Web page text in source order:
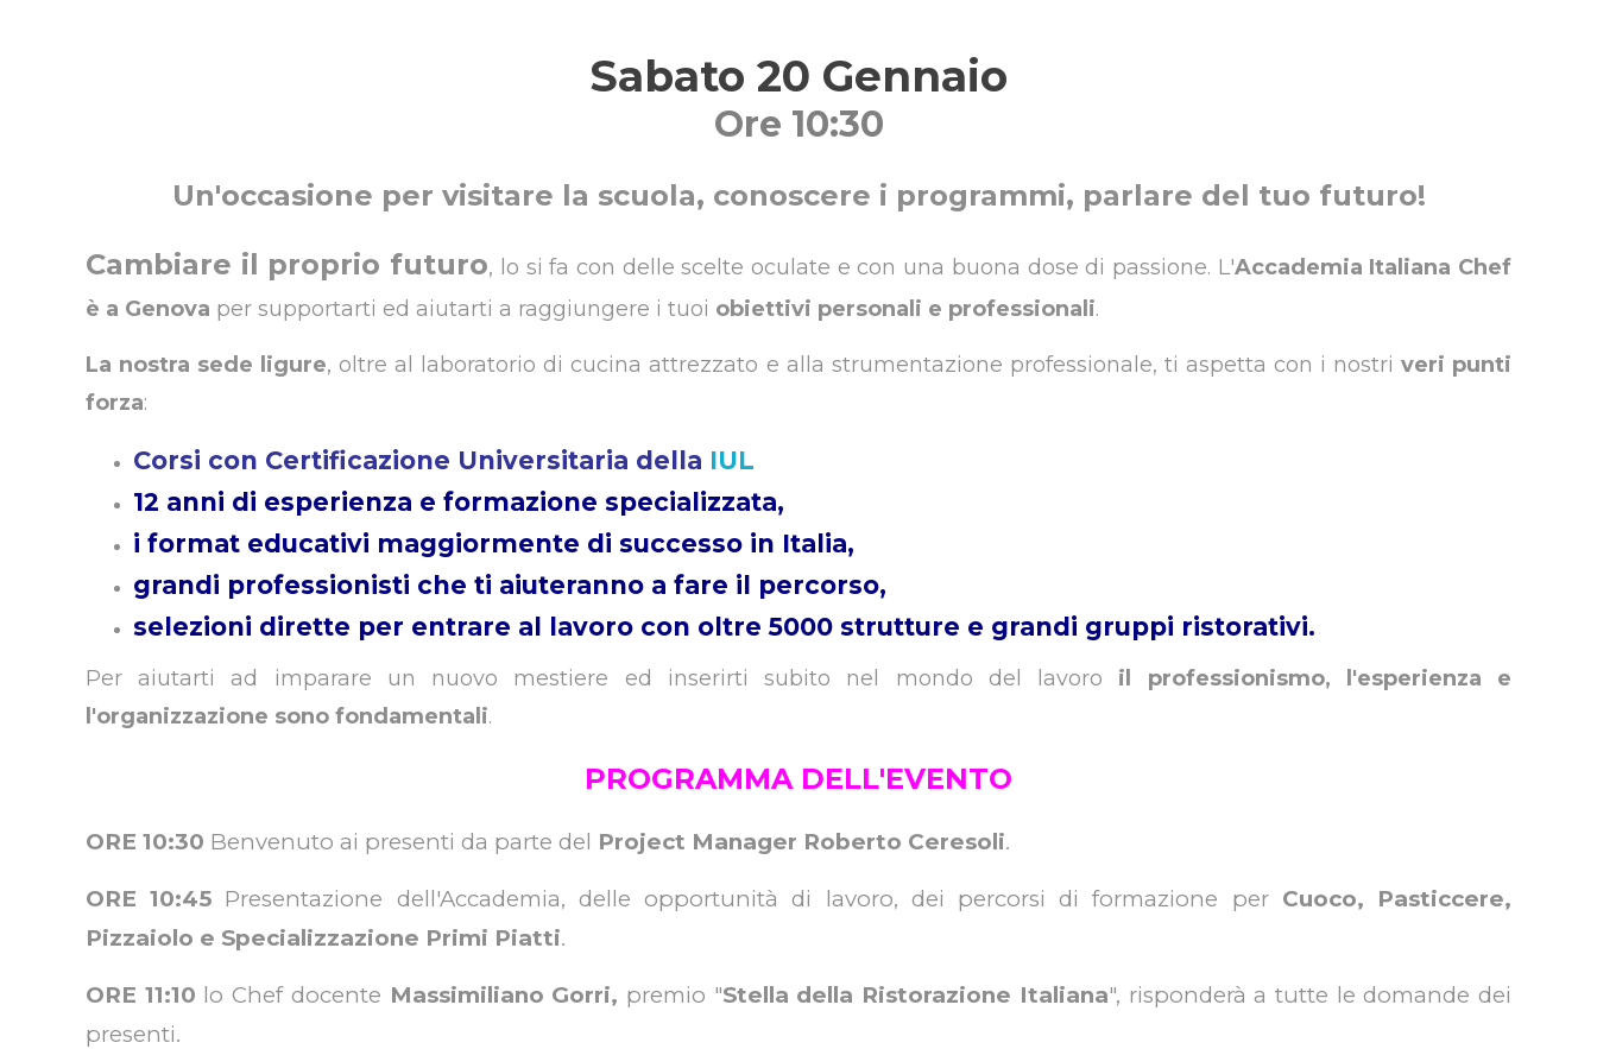
Sabato 20 Gennaio
Ore 10:30
Un'occasione per visitare la scuola, conoscere i programmi, parlare del tuo futuro!
Cambiare il proprio futuro, lo si fa con delle scelte oculate e con una buona dose di passione. L'Accademia Italiana Chef
è a Genova per supportarti ed aiutarti a raggiungere i tuoi obiettivi personali e professionali.
La nostra sede ligure, oltre al laboratorio di cucina attrezzato e alla strumentazione professionale, ti aspetta con i nostri veri punti
forza:
Corsi con Certificazione Universitaria della IUL
12 anni di esperienza e formazione specializzata,
i format educativi maggiormente di successo in Italia,
grandi professionisti che ti aiuteranno a fare il percorso,
selezioni dirette per entrare al lavoro con oltre 5000 strutture e grandi gruppi ristorativi.
Per aiutarti ad imparare un nuovo mestiere ed inserirti subito nel mondo del lavoro il professionismo, l'esperienza e
l'organizzazione sono fondamentali.
PROGRAMMA DELL'EVENTO
ORE 10:30 Benvenuto ai presenti da parte del Project Manager Roberto Ceresoli.
ORE 10:45 Presentazione dell'Accademia, delle opportunità di lavoro, dei percorsi di formazione per Cuoco, Pasticcere,
Pizzaiolo e Specializzazione Primi Piatti.
ORE 11:10 lo Chef docente Massimiliano Gorri, premio "Stella della Ristorazione Italiana", risponderà a tutte le domande dei
presenti.